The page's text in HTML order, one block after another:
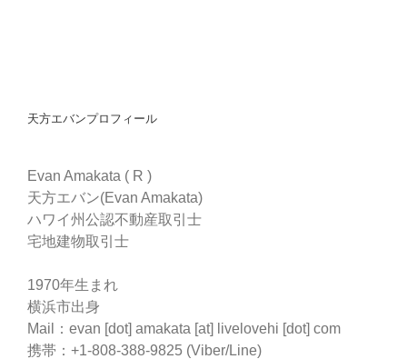
天方エバンプロフィール
Evan Amakata ( R )
天方エバン(Evan Amakata)
ハワイ州公認不動産取引士
宅地建物取引士
1970年生まれ
横浜市出身
Mail：evan [dot] amakata [at] livelovehi [dot] com
携帯：+1-808-388-9825 (Viber/Line)